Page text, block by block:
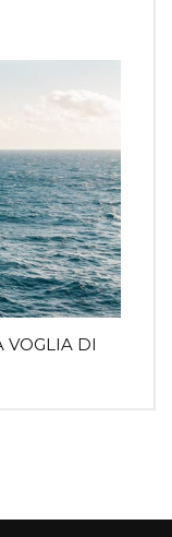
VOGLIA DI